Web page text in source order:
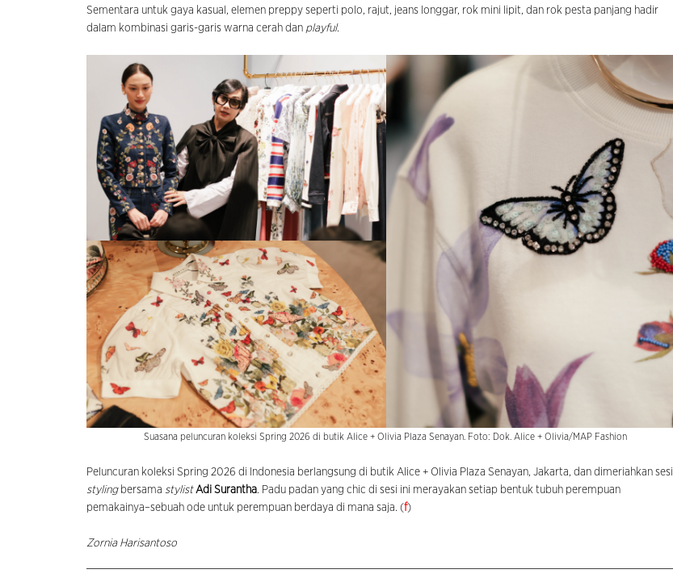
Sementara untuk gaya kasual, elemen preppy seperti polo, rajut, jeans longgar, rok mini lipit, dan rok pesta panjang hadir
dalam kombinasi garis-garis warna cerah dan playful.
Suasana peluncuran koleksi Spring 2026 di butik Alice + Olivia Plaza Senayan. Foto: Dok. Alice + Olivia/MAP Fashion
Peluncuran koleksi Spring 2026 di Indonesia berlangsung di butik Alice + Olivia Plaza Senayan, Jakarta, dan dimeriahkan sesi
styling bersama stylistAdi Surantha. Padu padan yang chic di sesi ini merayakan setiap bentuk tubuh perempuan
pemakainya–sebuah ode untuk perempuan berdaya di mana saja. (f)
Zornia Harisantoso